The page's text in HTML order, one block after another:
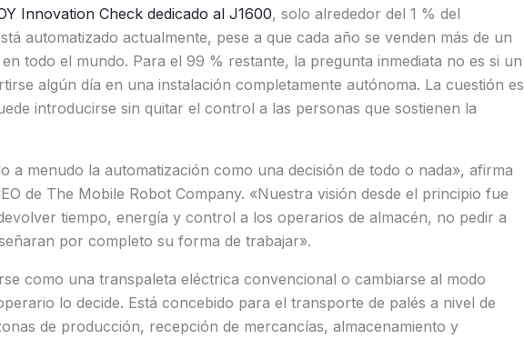
Innovation Check dedicado al J1600, solo alrededor del 1 % del
automatizado actualmente, pese a que cada año se venden más de un
todo el mundo. Para el 99 % restante, la pregunta inmediata no es si un
algún día en una instalación completamente autónoma. La cuestión es
introducirse sin quitar el control a las personas que sostienen la
a menudo la automatización como una decisión de todo o nada», afirma
de The Mobile Robot Company. «Nuestra visión desde el principio fue
tiempo, energía y control a los operarios de almacén, no pedir a
por completo su forma de trabajar».
como una transpaleta eléctrica convencional o cambiarse al modo
lo decide. Está concebido para el transporte de palés a nivel de
de producción, recepción de mercancías, almacenamiento y